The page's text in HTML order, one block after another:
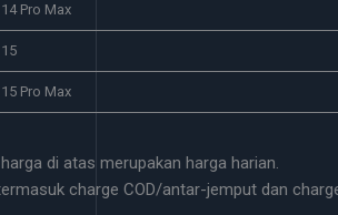
Pro Max
Pro Max
di atas merupakan harga harian.
charge COD/antar-jemput dan